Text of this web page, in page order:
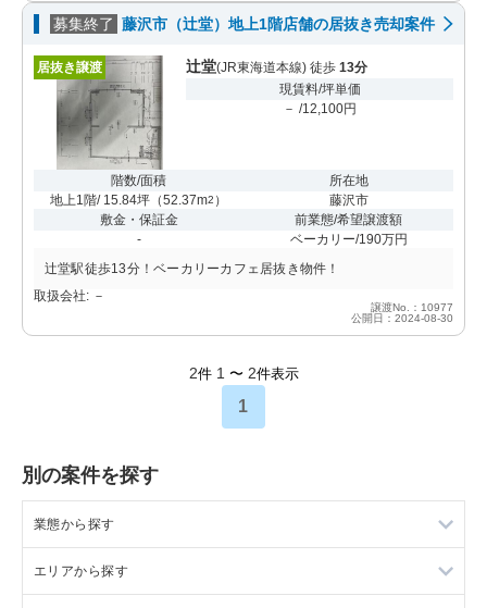
募集終了 藤沢市（辻堂）地上1階店舗の居抜き売却案件
居抜き譲渡 辻堂(JR東海道本線) 徒歩 13分
現賃料/坪単価
－ /12,100円
階数/面積
地上1階/ 15.84坪 （52.37m2 ）
所在地
藤沢市
敷金・保証金
-
前業態/希望譲渡額
ベーカリー/190万円
辻堂駅徒歩13分！ベーカリーカフェ居抜き物件！
取扱会社: －
譲渡No.：10977
公開日：2024-08-30
2件 1 〜 2件表示
1
別の案件を探す
業態から探す
ラーメンの居抜き売却物件の案件一覧
エリアから探す